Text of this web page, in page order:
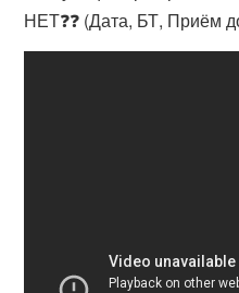
НЕТ❓❓ (Дата, БТ, Приём